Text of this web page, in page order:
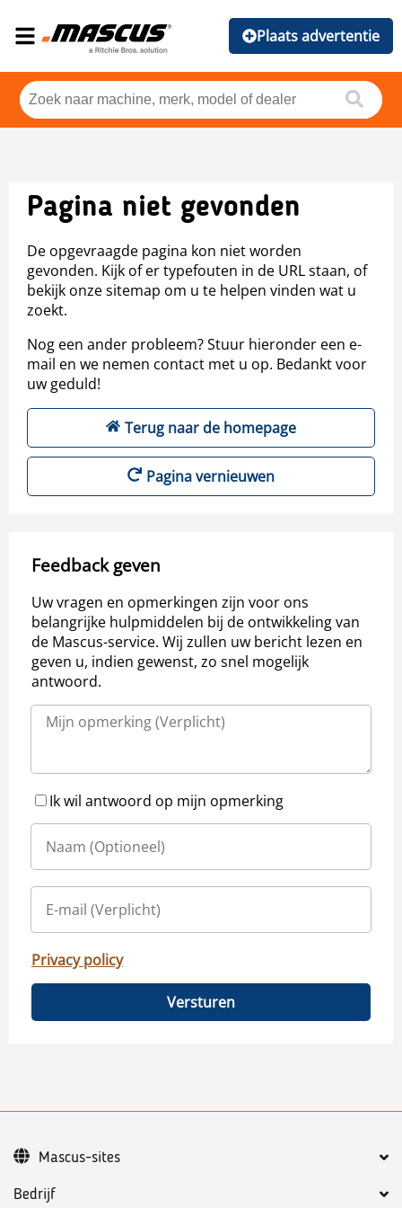
Plaats advertentie
Pagina niet gevonden
De opgevraagde pagina kon niet worden
gevonden. Kijk of er typefouten in de URL staan, of
bekijk onze sitemap om u te helpen vinden wat u
zoekt.
Nog een ander probleem? Stuur hieronder een e-
mail en we nemen contact met u op. Bedankt voor
uw geduld!
Terug naar de homepage
Pagina vernieuwen
Feedback geven
Uw vragen en opmerkingen zijn voor ons
belangrijke hulpmiddelen bij de ontwikkeling van
de Mascus-service. Wij zullen uw bericht lezen en
geven u, indien gewenst, zo snel mogelijk
antwoord.
Ik wil antwoord op mijn opmerking
Privacy policy
Versturen
Bedrijf
Mascus-sites